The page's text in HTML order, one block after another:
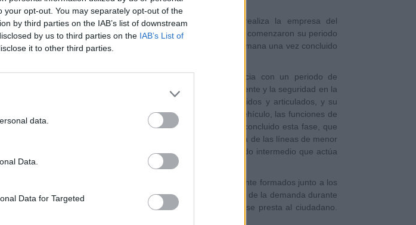
opt-out. You may separately opt-out of the
by third parties on the IAB’s list of downstream
by us to third parties on the IAB’s List of
it to other third parties.
data.
Data.
Data for Targeted
conforman el segundo grupo de contrataciones que realiza la empresa del
Canaria está compuesto por 3 mujeres y 7 hombres y estos comenzaron su periodo
octubre. Estos conductores entrarán en servicio la próxima semana una vez concluido
de la empresa del Consistorio capitalino se inicia con un periodo de
reciben formación, entre otras cosas, sobre la atención al cliente y la seguridad en la
forma en las particularidades de los vehículos urbanos, rígidos y articulados, y su
los conductores aprenden sobre el mantenimiento del vehículo, las funciones de
relaciones laborales por el que rige su contratación. Una vez concluido esta fase, que
asignados a un turno de trabajo a tiempo completo en alguna de las líneas de menor
formativo. En esta ultima fase están acompañados por un mando intermedio que actúa
pueda disponer de estos nuevos conductores, perfectamente formados junto a los
reforzar los servicios en los que se ha detectado un aumento de la demanda durante
Estas altas permitirán afrontar una mejora en el servicio que se presta al ciudadano.
compensar las bajas por jubilación de los últimos años.